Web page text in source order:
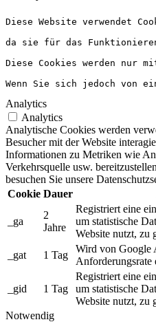
Diese Website verwendet
da sie für das
Diese Cookies werden nur
Wenn Sie sich jedoch von
Analytics
Analytics
Analytische Cookies werden
Besucher mit der Website
Informationen zu Metriken wie
Verkehrsquelle usw.
besuchen Sie unsere
Cookie Dauer
_ga
2
Jahre
Registriert eine
um statistische
Website nutzt, zu
_gat
1 Tag
Wird von Google
Anforderungsrate
_gid 1 Tag
Registriert eine
um statistische
Website nutzt, zu
Notwendig